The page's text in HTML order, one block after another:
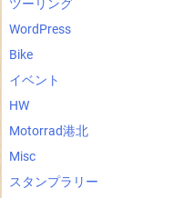
ツーリング
WordPress
Bike
イベント
HW
Motorrad港北
Misc
スタンプラリー